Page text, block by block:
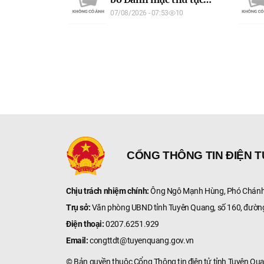
trên địa bàn tỉnh Tuyên
hành chính được sửa
07/08/2026 - 07:53 10
CỔNG THÔNG TIN ĐIỆN
Chịu trách nhiệm chính:Ông Ngô Mạnh Hùng, Phó
Trụ sở:Văn phòng UBND tỉnh Tuyên Quang, số 160,
Điện thoại:0207.6251.929
Email: congttdt@tuyenquang.gov.vn
© Bản quyền thuộc Cổng Thông tin điện tử tỉnh Tuyên